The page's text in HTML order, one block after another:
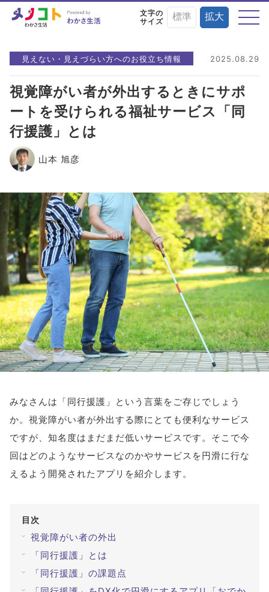
文字の
サイズ
標準 拡大
目の症状や病気と
予防・治療法
目に良い食べ物・
栄養素と調理法
目の基礎知識
目のことを楽しく
学ぶイベント情報
アイメイク・
アイケア
見えない・見えづ
らい方への
お役立ち情報
目のご利益
スポット
キーワードから探す
#メノコト #メノコト神社 #アイフレイル
#子どもの視力低下 #目の健康
#サンシャインメガネ #目のかすみ #ドライアイ
#メガネ
#ブルーベリーが目に良い理由
全てのキーワードを見る
見えない・見えづらい方へのお役立ち情報 2025.08.29
視覚障がい者が外出するときにサポ
ートを受けられる福祉サービス「同
行援護」とは
山本 旭彦
みなさんは「同行援護」という言葉をご存じでしょう
か。視覚障がい者が外出する際にとても便利なサービス
ですが、知名度はまだまだ低いサービスです。そこで今
回はどのようなサービスなのかやサービスを円滑に行な
えるよう開発されたアプリを紹介します。
目次
視覚障がい者の外出
「同行援護」とは
「同行援護」の課題点